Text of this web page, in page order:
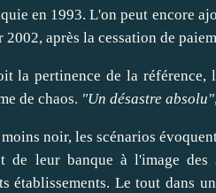
en 1993. L'on peut encore
après la cessation de
la pertinence de la référence,
de chaos. "Un désastre absolu"
noir, les scénarios
de leur banque à l'image des
établissements. Le tout dans